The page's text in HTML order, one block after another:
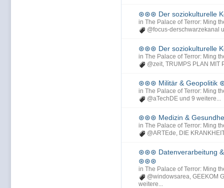
⊛⊛⊛ Der soziokulturelle
in The Palace of Terror: Ming
@focus-derschwarzekanal
⊛⊛⊛ Der soziokulturelle
in The Palace of Terror: Ming
@zeit, TRUMPS PLAN MIT
⊛⊛⊛ Militär & Geopolitik
in The Palace of Terror: Ming
@aTechDE und 9 weitere...
⊛⊛⊛ Medizin &
in The Palace of Terror: Ming
@ARTEde, DIE
⊛⊛⊛ Datenverarbeitung
⊛⊛⊛
in The Palace of Terror: Ming
@windowsarea, GEEKOM
weitere...